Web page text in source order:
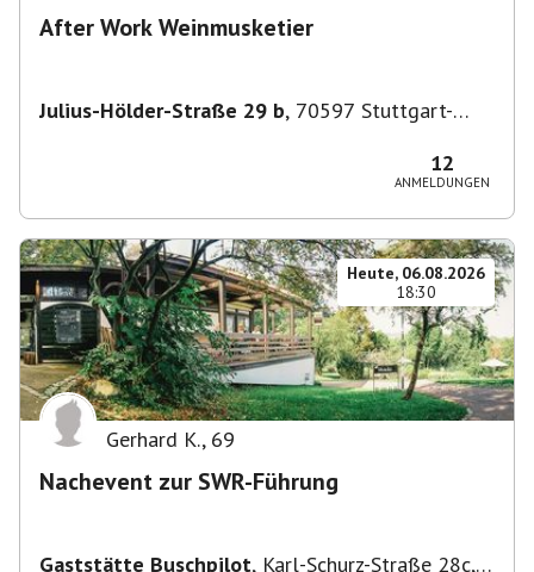
After Work Weinmusketier
Julius-Hölder-Straße 29 b, 70597 Stuttgart-
12
ANMELDUNGEN
Heute, 06.08.2026
18:30
Gerhard K., 69
Nachevent zur SWR-Führung
Gaststätte Buschpilot, Karl-Schurz-Straße 28c,